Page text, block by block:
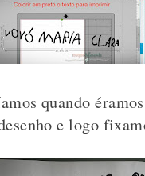
quando
e logo